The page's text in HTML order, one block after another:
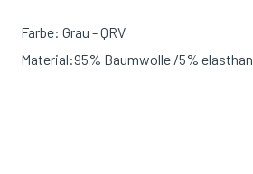
Farbe: Grau - QRV
Material:95% Baumwolle /5% elasthan